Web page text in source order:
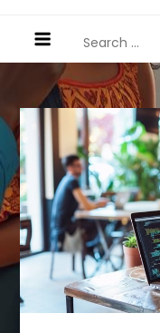
for: